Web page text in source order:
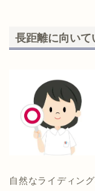
長距離に向い
自然なライディン